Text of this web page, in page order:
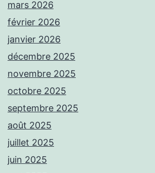
mars 2026
février 2026
janvier 2026
décembre 2025
novembre 2025
octobre 2025
septembre 2025
août 2025
juillet 2025
juin 2025